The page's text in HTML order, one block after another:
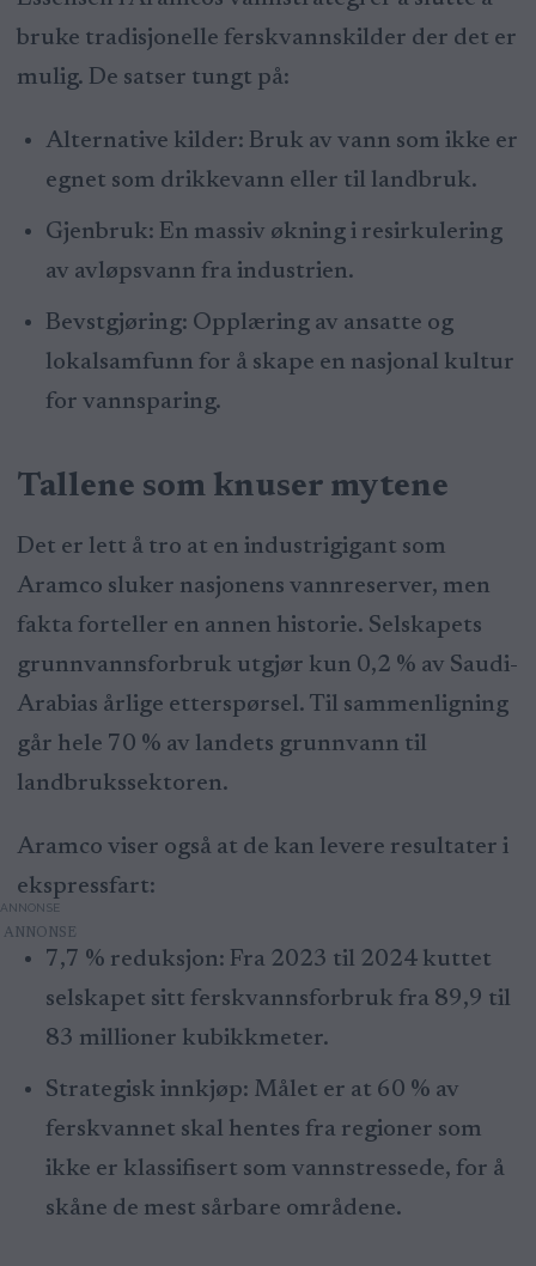
bruke tradisjonelle ferskvannskilder der det er
mulig. De satser tungt på:
Alternative kilder: Bruk av vann som ikke er
egnet som drikkevann eller til landbruk.
Gjenbruk: En massiv økning i resirkulering
av avløpsvann fra industrien.
Bevstgjøring: Opplæring av ansatte og
lokalsamfunn for å skape en nasjonal kultur
for vannsparing.
Tallene som knuser mytene
Det er lett å tro at en industrigigant som
Aramco sluker nasjonens vannreserver, men
fakta forteller en annen historie. Selskapets
grunnvannsforbruk utgjør kun 0,2 % av Saudi-
Arabias årlige etterspørsel. Til sammenligning
går hele 70 % av landets grunnvann til
landbrukssektoren.
Aramco viser også at de kan levere resultater i
ekspressfart:
ANNONSE
7,7 % reduksjon: Fra 2023 til 2024 kuttet
selskapet sitt ferskvannsforbruk fra 89,9 til
83 millioner kubikkmeter.
Strategisk innkjøp: Målet er at 60 % av
ferskvannet skal hentes fra regioner som
ikke er klassifisert som vannstressede, for å
skåne de mest sårbare områdene.